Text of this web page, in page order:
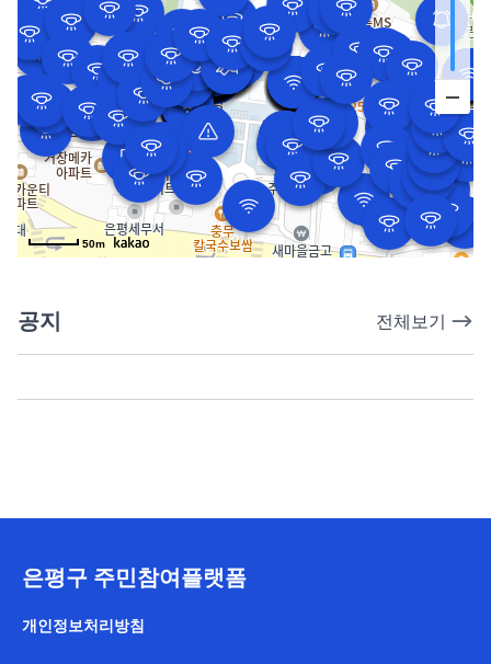
50m
공지 전체보기
은평구 주민참여플랫폼
개인정보처리방침